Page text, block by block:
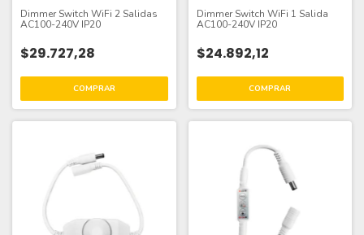
Dimmer Switch WiFi 2 Salidas
AC100-240V IP20
$29.727,28
Dimmer Switch WiFi 1 Salida
AC100-240V IP20
$24.892,12